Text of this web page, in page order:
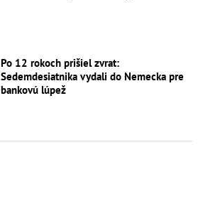
Po 12 rokoch prišiel zvrat:
Sedemdesiatnika vydali do Nemecka pre
bankovú lúpež